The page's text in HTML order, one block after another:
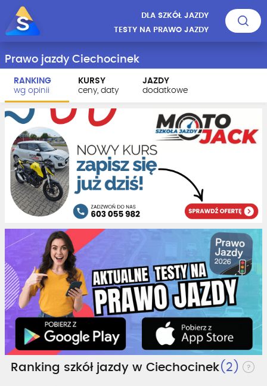
DLA SZKÓŁ JAZDY
TESTY NA PRAWO JAZDY
Prawo jazdy Ciechocinek
RANKING
wg opinii
KURSY
ceny, daty
JAZDY
dodatkowe
Ranking szkół jazdy w Ciechocinek(2)